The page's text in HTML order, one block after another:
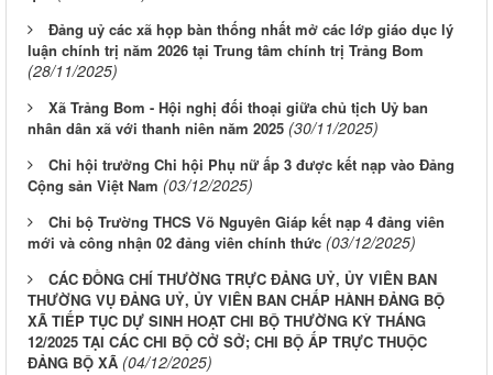
Đảng uỷ các xã họp bàn thống nhất mở các lớp giáo dục lý
luận chính trị năm 2026 tại Trung tâm chính trị Trảng Bom
(28/11/2025)
Xã Trảng Bom - Hội nghị đối thoại giữa chủ tịch Uỷ ban
nhân dân xã với thanh niên năm 2025 (30/11/2025)
Chi hội trưởng Chi hội Phụ nữ ấp 3 được kết nạp vào Đảng
Cộng sản Việt Nam (03/12/2025)
Chi bộ Trường THCS Võ Nguyên Giáp kết nạp 4 đảng viên
mới và công nhận 02 đảng viên chính thức (03/12/2025)
CÁC ĐỒNG CHÍ THƯỜNG TRỰC ĐẢNG UỶ, ỦY VIÊN BAN
THƯỜNG VỤ ĐẢNG UỶ, ỦY VIÊN BAN CHẤP HÀNH ĐẢNG BỘ
XÃ TIẾP TỤC DỰ SINH HOẠT CHI BỘ THƯỜNG KỲ THÁNG
12/2025 TẠI CÁC CHI BỘ CỞ SỞ; CHI BỘ ẤP TRỰC THUỘC
ĐẢNG BỘ XÃ (04/12/2025)